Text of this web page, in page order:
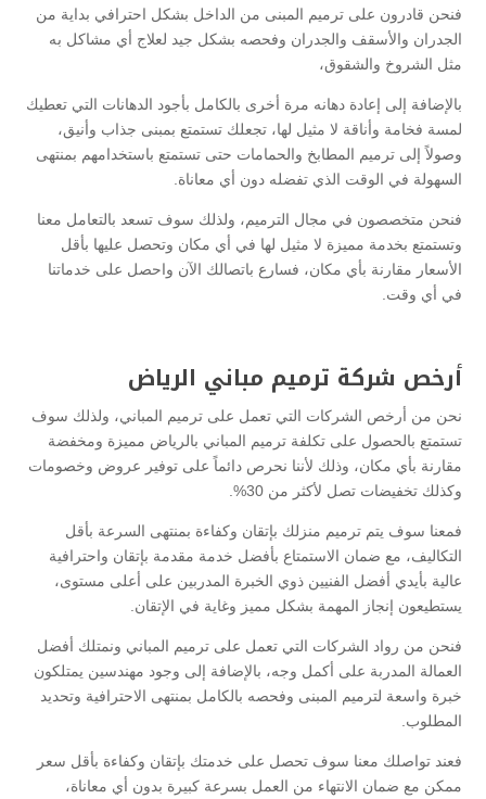
فنحن قادرون على ترميم المبنى من الداخل بشكل احترافي بداية من
الجدران والأسقف والجدران وفحصه بشكل جيد لعلاج أي مشاكل به
مثل الشروخ والشقوق،
بالإضافة إلى إعادة دهانه مرة أخرى بالكامل بأجود الدهانات التي تعطيك
لمسة فخامة وأناقة لا مثيل لها، تجعلك تستمتع بمبنى جذاب وأنيق،
وصولاً إلى ترميم المطابخ والحمامات حتى تستمتع باستخدامهم بمنتهى
السهولة في الوقت الذي تفضله دون أي معاناة.
فنحن متخصصون في مجال الترميم، ولذلك سوف تسعد بالتعامل معنا
وتستمتع بخدمة مميزة لا مثيل لها في أي مكان وتحصل عليها بأقل
الأسعار مقارنة بأي مكان، فسارع باتصالك الآن واحصل على خدماتنا
في أي وقت.
أرخص شركة ترميم مباني الرياض
نحن من أرخص الشركات التي تعمل على ترميم المباني، ولذلك سوف
تستمتع بالحصول على تكلفة ترميم المباني بالرياض مميزة ومخفضة
مقارنة بأي مكان، وذلك لأننا نحرص دائماً على توفير عروض وخصومات
وكذلك تخفيضات تصل لأكثر من 30%.
فمعنا سوف يتم ترميم منزلك بإتقان وكفاءة بمنتهى السرعة بأقل
التكاليف، مع ضمان الاستمتاع بأفضل خدمة مقدمة بإتقان واحترافية
عالية بأيدي أفضل الفنيين ذوي الخبرة المدربين على أعلى مستوى،
يستطيعون إنجاز المهمة بشكل مميز وغاية في الإتقان.
فنحن من رواد الشركات التي تعمل على ترميم المباني ونمتلك أفضل
العمالة المدربة على أكمل وجه، بالإضافة إلى وجود مهندسين يمتلكون
خبرة واسعة لترميم المبنى وفحصه بالكامل بمنتهى الاحترافية وتحديد
المطلوب.
فعند تواصلك معنا سوف تحصل على خدمتك بإتقان وكفاءة بأقل سعر
ممكن مع ضمان الانتهاء من العمل بسرعة كبيرة بدون أي معاناة،